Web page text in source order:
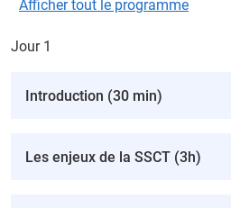
Afficher tout le programme
Jour 1
Introduction (30 min)
Les enjeux de la SSCT (3h)